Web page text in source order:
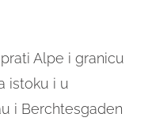
Alpe i granicu
istoku i u
i Berchtesgaden